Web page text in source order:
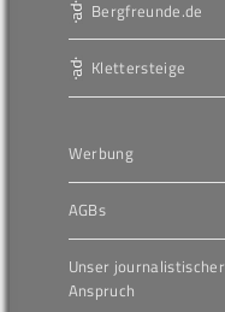
Bergfreunde.de
Klettersteige
Werbung
AGBs
Unser journalistischer
Anspruch